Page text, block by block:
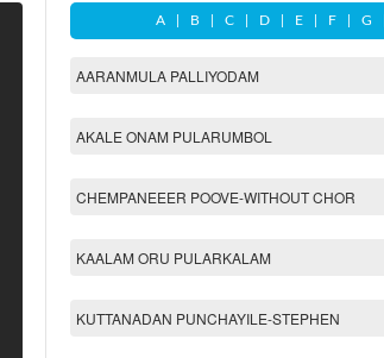
A B C D E F G
AARANMULA PALLIYODAM
AKALE ONAM PULARUMBOL
CHEMPANEEER POOVE-WITHOUT CHOR
KAALAM ORU PULARKALAM
KUTTANADAN PUNCHAYILE-STEPHEN